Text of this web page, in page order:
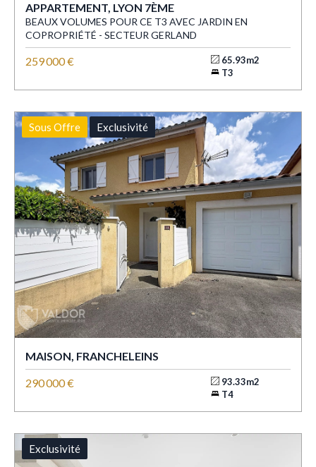
APPARTEMENT, LYON 7ÈME
BEAUX VOLUMES POUR CE T3 AVEC JARDIN EN
COPROPRIÉTÉ - SECTEUR GERLAND
259 000 €
65.93m2
T3
Sous Offre Exclusivité
MAISON, FRANCHELEINS
290 000 €
93.33m2
T4
Exclusivité